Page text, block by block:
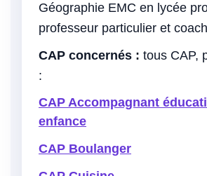
Géographie EMC en lycée
professeur particulier et
CAP concernés : tous CAP,
:
CAP Accompagnant
enfance
CAP Boulanger